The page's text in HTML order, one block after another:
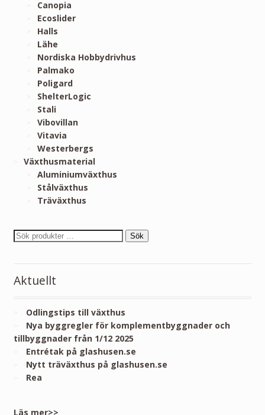
Canopia
Ecoslider
Halls
Lähe
Nordiska Hobbydrivhus
Palmako
Poligard
ShelterLogic
Stali
Vibovillan
Vitavia
Westerbergs
Växthusmaterial
Aluminiumväxthus
Stålväxthus
Träväxthus
Sök
Aktuellt
Odlingstips till växthus
Nya byggregler för komplementbyggnader och
tillbyggnader från 1/12 2025
Entrétak på glashusen.se
Nytt träväxthus på glashusen.se
Rea
Läs mer>>